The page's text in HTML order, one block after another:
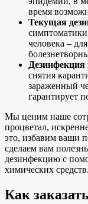
время
Текущая
человека –
Дезинфекция
снятия
зараженный
гарантирует
Мы ценим наше
процветал,
это, избавим ваши
сделаем вам
дезинфекцию с
химических средств.
Как